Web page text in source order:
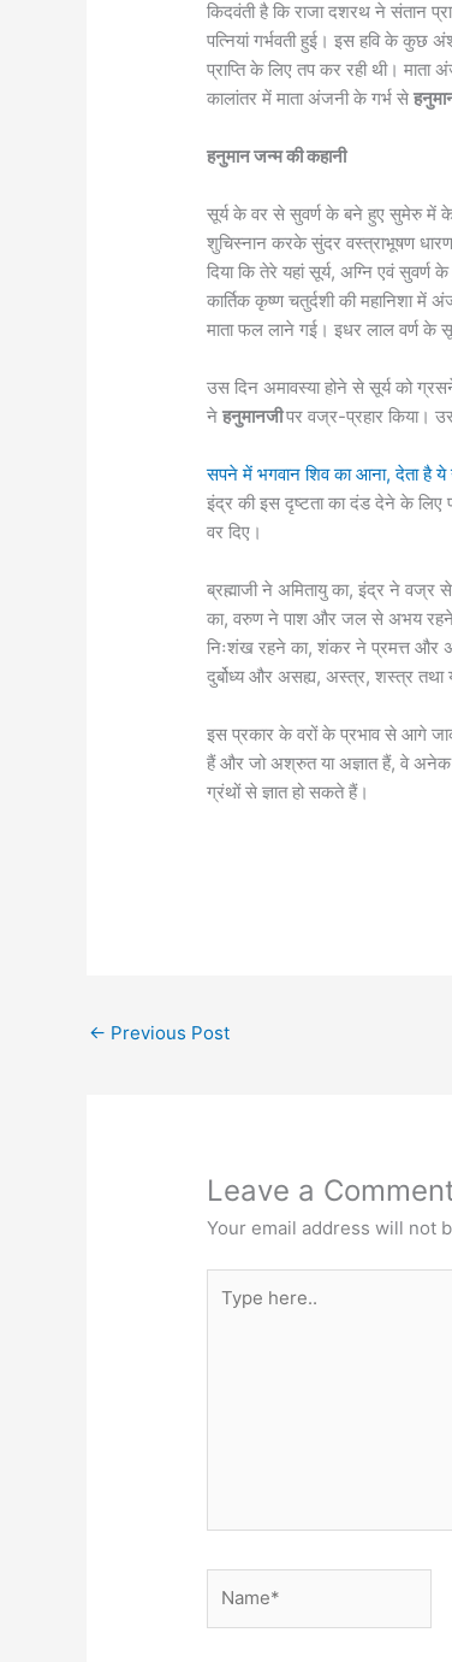
किदवंती है कि राजा दशरथ ने संतान
पत्नियां गर्भवती हुई। इस हवि के कुछ
प्राप्ति के लिए तप कर रही थी। माता
कालांतर में माता अंजनी के गर्भ से
हनुमान जन्म की कहानी
सूर्य के वर से सुवर्ण के बने हुए सुमेरु में
शुचिस्नान करके सुंदर वस्त्राभूषण
दिया कि तेरे यहां सूर्य, अग्नि एवं सुवर्ण
कार्तिक कृष्ण चतुर्दशी की महानिशा
माता फल लाने गई। इधर लाल वर्ण के
उस दिन अमावस्या होने से सूर्य को
नेहनुमानजीपर वज्र-प्रहार किया।
सपने में भगवान शिव का आना, देता है
इंद्र की इस दृष्टता का दंड देने के लिए
वर दिए।
ब्रह्माजी ने अमितायु का, इंद्र ने वज्र
का, वरुण ने पाश और जल से अभय रहने
निःशंख रहने का, शंकर ने प्रमत्त और
दुर्बोध्य और असह्य, अस्त्र, शस्त्र तथा
इस प्रकार के वरों के प्रभाव से आगे
हैं और जो अश्रुत या अज्ञात हैं, वे अनेक
ग्रंथों से ज्ञात हो सकते हैं।
← Previous Post
Leave a
Your email address will not
here..